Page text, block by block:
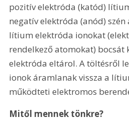
pozitív elektróda (katód)
negatív elektróda (anód)
lítium elektróda ionokat
rendelkező atomokat) bocsát
elektróda eltárol. A töltésről
ionok áramlanak vissza a
működteti elektromos
Mitől mennek tönkre?